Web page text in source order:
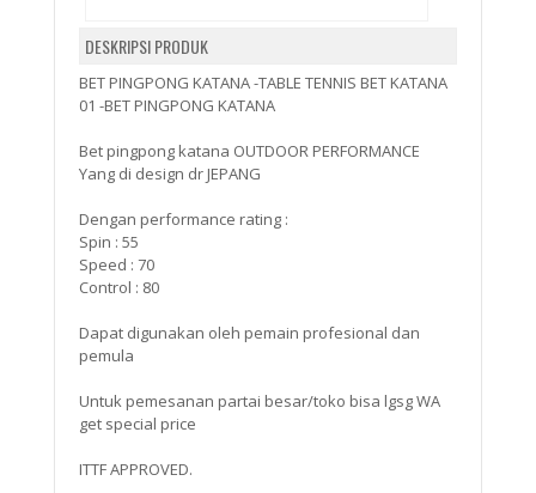
DESKRIPSI PRODUK
BET PINGPONG KATANA -TABLE TENNIS BET KATANA
01 -BET PINGPONG KATANA
Bet pingpong katana OUTDOOR PERFORMANCE
Yang di design dr JEPANG
Dengan performance rating :
Spin : 55
Speed : 70
Control : 80
Dapat digunakan oleh pemain profesional dan
pemula
Untuk pemesanan partai besar/toko bisa lgsg WA
get special price
ITTF APPROVED.